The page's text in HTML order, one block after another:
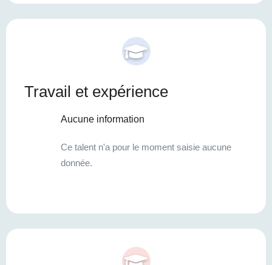
Travail et expérience
Aucune information
Ce talent n'a pour le moment saisie aucune
donnée.